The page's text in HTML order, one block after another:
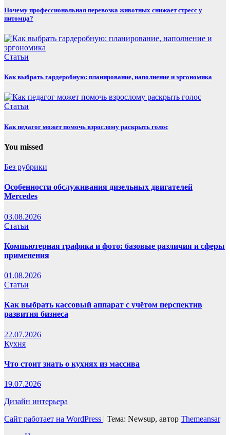
Почему профессиональная перевозка животных снижает стресс у
питомца?
Статьи
Как выбрать гардеробную: планирование, наполнение и эргономика
Статьи
Как педагог может помочь взрослому раскрыть голос
You missed
Без рубрики
Особенности обслуживания дизельных двигателей
Mercedes
03.08.2026
Статьи
Компьютерная графика и фото: базовые различия и сферы
применения
01.08.2026
Статьи
Как выбрать кассовый аппарат с учётом перспектив
развития бизнеса
22.07.2026
Кухня
Что стоит знать о кухнях из массива
19.07.2026
Дизайн интерьера
Сайт работает на WordPress | Тема: Newsup, автор Themeansar